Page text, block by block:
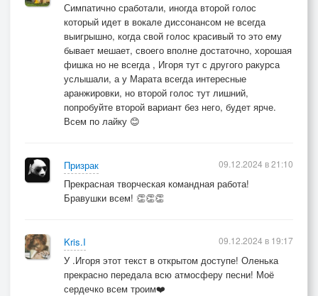
Симпатично сработали, иногда второй голос
который идет в вокале диссонансом не всегда
выигрышно, когда свой голос красивый то это ему
бывает мешает, своего вполне достаточно, хорошая
фишка но не всегда , Игоря тут с другого ракурса
услышали, а у Марата всегда интересные
аранжировки, но второй голос тут лишний,
попробуйте второй вариант без него, будет ярче.
Всем по лайку 😊
Призрак
Прекрасная творческая командная работа!
Бравушки всем! 👏👏👏
09.12.2024 в 21:10
Kris.I
У .Игоря этот текст в открытом доступе! Оленька
прекрасно передала всю атмосферу песни! Моё
сердечко всем троим❤️
09.12.2024 в 19:17